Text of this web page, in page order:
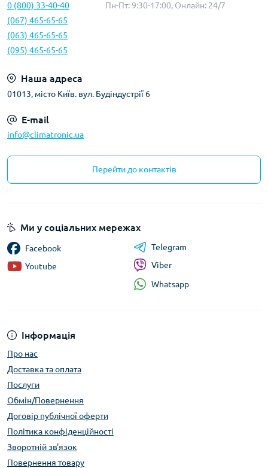
0 (800) 33-40-40
(067) 465-65-65
(063) 465-65-65
(095) 465-65-65
Пн-Пт: 9:30-17:00, Онлайн: 24/7
Наша адреса
01013, місто Київ. вул. Будіндустрії 6
E-mail
info@climatronic.ua
Перейти до контактів
Інформація
Про нас
Доставка та оплата
Послуги
Обмін/Повернення
Договір публічної оферти
Політика конфіденційності
Зворотній зв'язок
Повернення товару
Ми у соціальних мережах
Facebook
Youtube
Telegram
Viber
Whatsapp